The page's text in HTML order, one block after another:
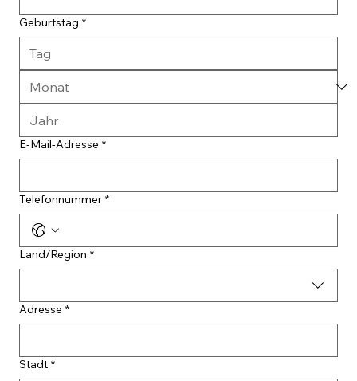
Geburtstag *
E-Mail-Adresse *
Telefonnummer *
Mehrzeilige Adresse
Land/Region *
Adresse *
Stadt *